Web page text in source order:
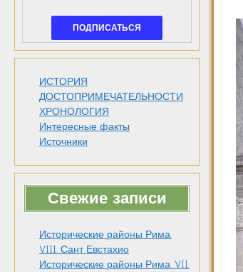
ИСТОРИЯ
ДОСТОПРИМЕЧАТЕЛЬНОСТИ
ХРОНОЛОГИЯ
Интересные факты
Источники
Свежие записи
Исторические районы Рима.
VIII. Сант Евстахио
Исторические районы Рима. VII.